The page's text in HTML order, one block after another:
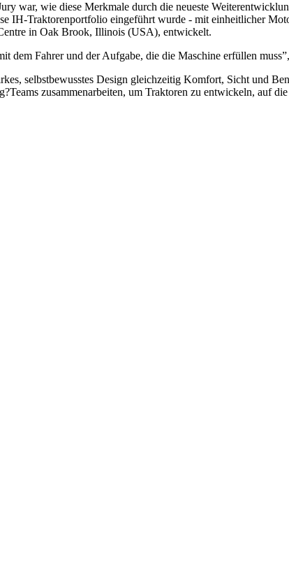
war, wie diese Merkmale durch die neueste
IH-Traktorenportfolio eingeführt wurde - mit einheitlicher
in Oak Brook, Illinois (USA), entwickelt.
dem Fahrer und der Aufgabe, die die Maschine erfüllen
selbstbewusstes Design gleichzeitig Komfort, Sicht und
zusammenarbeiten, um Traktoren zu entwickeln, auf